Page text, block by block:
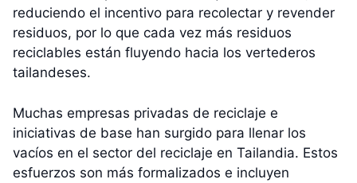
reduciendo el incentivo para recolectar y revender
residuos, por lo que cada vez más residuos
reciclables están fluyendo hacia los vertederos
tailandeses.
Muchas empresas privadas de reciclaje e
iniciativas de base han surgido para llenar los
vacíos en el sector del reciclaje en Tailandia. Estos
esfuerzos son más formalizados e incluyen